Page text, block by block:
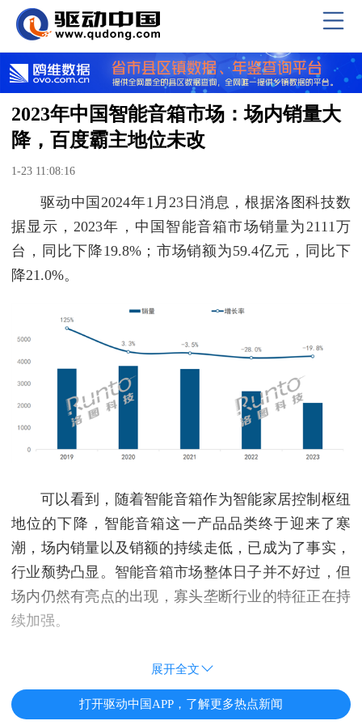
2023年中国智能音箱市场：场内销量大
降，百度霸主地位未改
1-23 11:08:16
驱动中国2024年1月23日消息，根据洛图科技数
据显示，2023年，中国智能音箱市场销量为2111万
台，同比下降19.8%；市场销额为59.4亿元，同比下
降21.0%。
可以看到，随着智能音箱作为智能家居控制枢纽
地位的下降，智能音箱这一产品品类终于迎来了寒
潮，场内销量以及销额的持续走低，已成为了事实，
行业颓势凸显。智能音箱市场整体日子并不好过，但
场内仍然有亮点的出现，寡头垄断行业的特征正在持
续加强。
展开全文
打开驱动中国APP，了解更多热点新闻